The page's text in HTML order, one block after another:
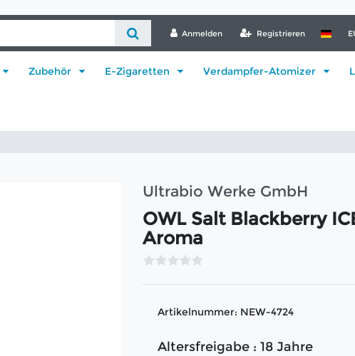
Anmelden Registrieren
Zubehör E-Zigaretten Verdampfer-Atomizer
Ultrabio Werke GmbH
OWL Salt Blackberry
Aroma
Artikelnummer: NEW-4724
Altersfreigabe : 18 Jahre